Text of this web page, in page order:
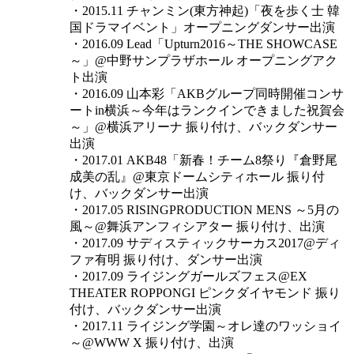
・2015.11 チャンミン(東方神起)「夜を歩く士 韓
国ドラマイベント」オープニングダンサー出演
・2016.09 Lead「Upturn2016～THE SHOWCASE
～」@中野サンプラザホール オープニングアク
ト出演
・2016.09 山本彩「AKBグループ同時開催コンサ
ートin横浜～今年はランクインできました祝賀会
～」@横浜アリーナ 振り付け、バックダンサー
出演
・2017.01 AKB48「新春！チーム8祭り『倉野尾
成美の乱』@東京ドームシティホール 振り付
け、バックダンサー出演
・2017.05 RISINGPRODUCTION MENS ～5月の
風～@舞浜アンフィシアター 振り付け、出演
・2017.09 サディスティックサーカス2017@ディ
ファ有明 振り付け、ダンサー出演
・2017.09 ライジングガールズフェス@EX
THEATER ROPPONGI ピンクダイヤモンド 振り
付け、バックダンサー出演
・2017.11 ライジング学園～オレ達のワッショイ
～@WWW X 振り付け、出演